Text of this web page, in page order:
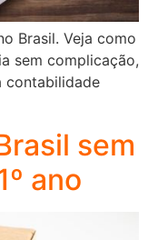
Brasil. Veja como
sem complicação,
contabilidade
sem
ano